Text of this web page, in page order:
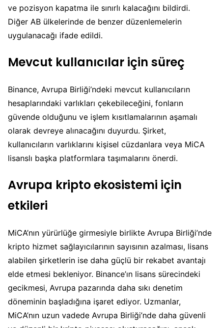
ve pozisyon kapatma ile sınırlı kalacağını bildirdi.
Diğer AB ülkelerinde de benzer düzenlemelerin
uygulanacağı ifade edildi.
Mevcut kullanıcılar için süreç
Binance, Avrupa Birliği’ndeki mevcut kullanıcıların
hesaplarındaki varlıkları çekebileceğini, fonların
güvende olduğunu ve işlem kısıtlamalarının aşamalı
olarak devreye alınacağını duyurdu. Şirket,
kullanıcıların varlıklarını kişisel cüzdanlara veya MiCA
lisanslı başka platformlara taşımalarını önerdi.
Avrupa kripto ekosistemi için
etkileri
MiCA’nın yürürlüğe girmesiyle birlikte Avrupa Birliği’nde
kripto hizmet sağlayıcılarının sayısının azalması, lisans
alabilen şirketlerin ise daha güçlü bir rekabet avantajı
elde etmesi bekleniyor. Binance’ın lisans sürecindeki
gecikmesi, Avrupa pazarında daha sıkı denetim
döneminin başladığına işaret ediyor. Uzmanlar,
MiCA’nın uzun vadede Avrupa Birliği’nde daha güvenli